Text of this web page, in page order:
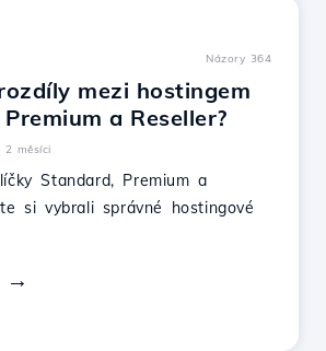
Názory 364
mezi hostingem
a Reseller?
2 měsíci
Standard, Premium a
si vybrali správné hostingové